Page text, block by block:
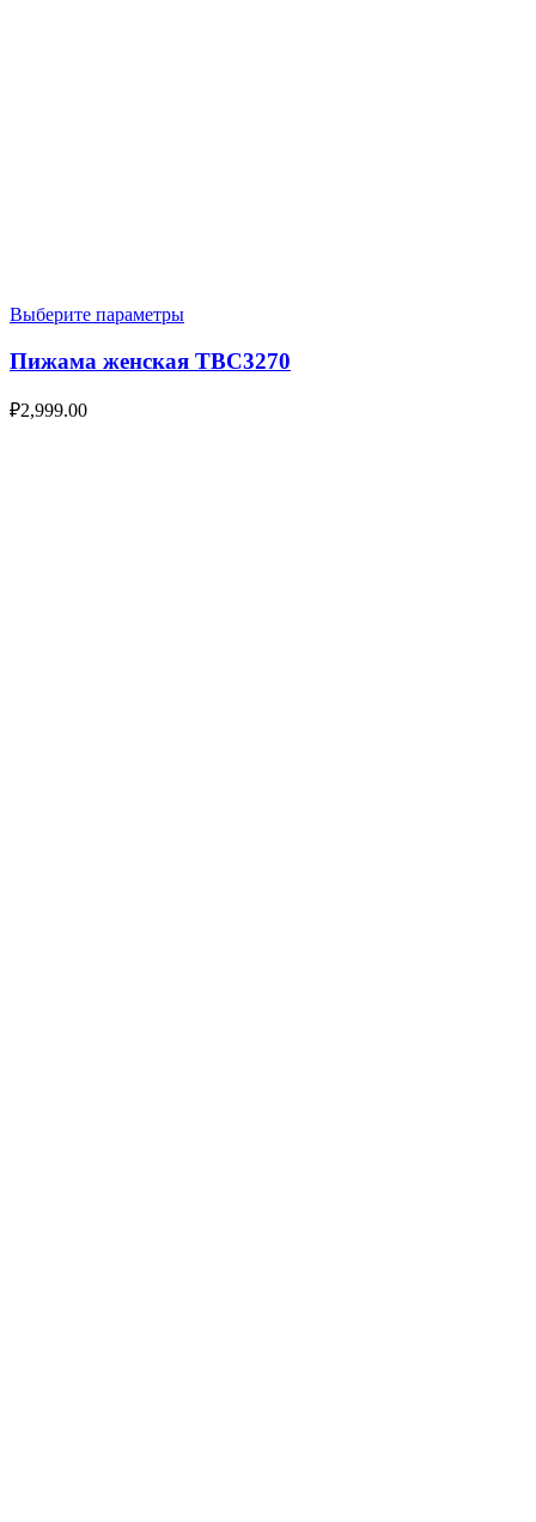
Выберите параметры
Пижама женская TBC3270
₽2,999.00